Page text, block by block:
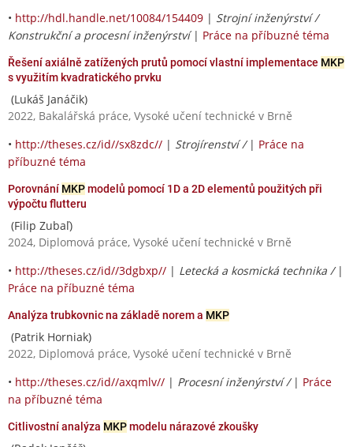
• http://hdl.handle.net/10084/154409 | Strojní inženýrství /
Konstrukční a procesní inženýrství| Práce na příbuzné téma
Řešení axiálně zatížených prutů pomocí vlastní implementace MKP
s využitím kvadratického prvku
(Lukáš Janáčik)
2022, Bakalářská práce, Vysoké učení technické v Brně
• http://theses.cz/id//sx8zdc// | Strojírenství / | Práce na
příbuzné téma
Porovnání MKPmodelů pomocí 1D a 2D elementů použitých při
výpočtu flutteru
(Filip Zubaľ)
2024, Diplomová práce, Vysoké učení technické v Brně
• http://theses.cz/id//3dgbxp// | Letecká a kosmická technika / |
Práce na příbuzné téma
Analýza trubkovnic na základě norem a MKP
(Patrik Horniak)
2022, Diplomová práce, Vysoké učení technické v Brně
• http://theses.cz/id//axqmlv// | Procesní inženýrství / | Práce
na příbuzné téma
Citlivostní analýza MKPmodelu nárazové zkoušky